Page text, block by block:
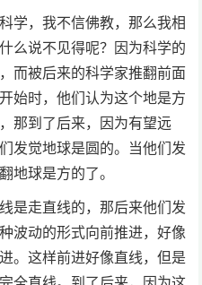
学，我不信佛教，那么我相
么说不见得呢？因为科学的
而被后来的科学家推翻前面
始时，他们认为这个地是方
那到了后来，因为有望远
发觉地球是圆的。当他们发
地球是方的了。
是走直线的，那后来他们发
波动的形式向前推进，好像
。这样前进好像直线，但是